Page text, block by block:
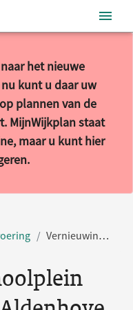
het nieuwe
nu kunt u daar uw
plannen van de
MijnWijkplan staat
maar u kunt hier
Vernieuwing schoolplein brede school De Aldenhove